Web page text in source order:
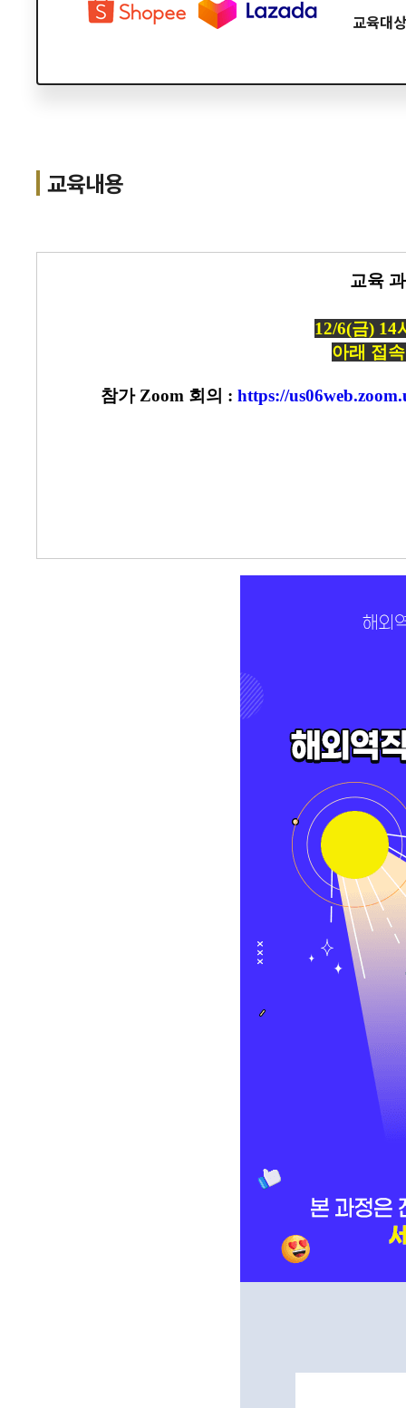
교육대상
교육내용
교육
12/6(금) 14
아래 접
참가 Zoom 회의 : https://